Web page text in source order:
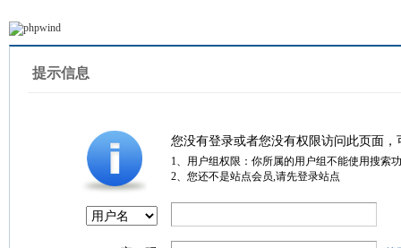
提示信息
您没有登录或者您没有权限访问此页面
1、用户组权限：你所属的用户组不能使用搜索
2、您还不是站点会员,请先登录站点